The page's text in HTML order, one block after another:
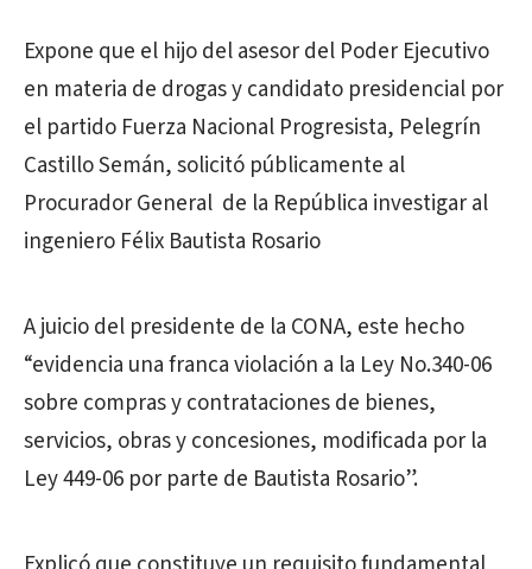
Expone que el hijo del asesor del Poder Ejecutivo
en materia de drogas y candidato presidencial por
el partido Fuerza Nacional Progresista, Pelegrín
Castillo Semán, solicitó públicamente al
Procurador General de la República investigar al
ingeniero Félix Bautista Rosario
A juicio del presidente de la CONA, este hecho
“evidencia una franca violación a la Ley No.340-06
sobre compras y contrataciones de bienes,
servicios, obras y concesiones, modificada por la
Ley 449-06 por parte de Bautista Rosario”.